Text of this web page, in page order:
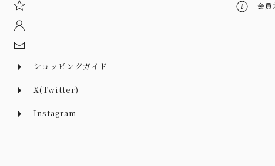
ショッピングガイド
X(Twitter)
Instagram
会員